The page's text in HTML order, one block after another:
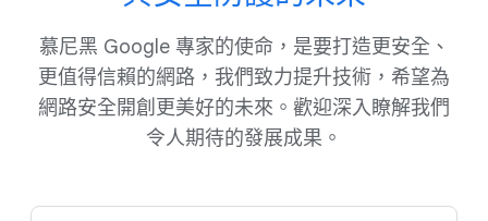
慕尼黑 Google 專家​的​使命，​是​要​打造​更​安全、​
更值​得​信賴​的​網路，​我們​致力​提升​技術，​希望​為​
網路​安全​開創更​美好​的​未來。​歡迎​深入​瞭解​我們​
令​人​期待​的​發展​成果。